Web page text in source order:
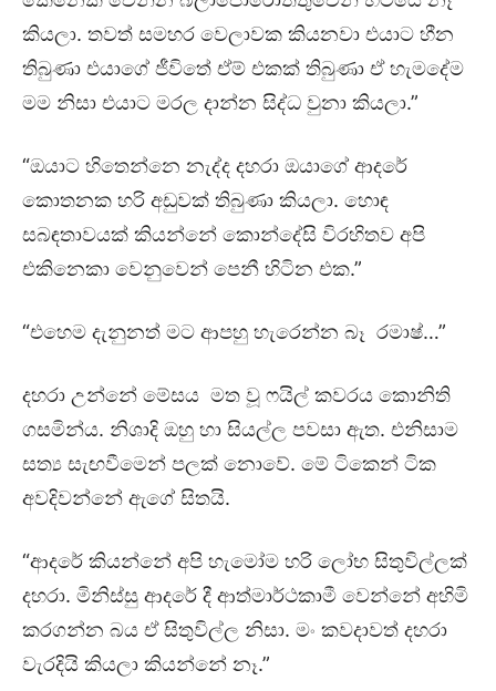
කියලා. තවත් සමහර වෙලාවක කියනවා එයාට හීන
තිබුණා එයාගේ ජීවිතේ ඒම් එකක් තිබුණා ඒ හැමදේම
මම නිසා එයාට මරල දාන්න සිද්ධ වුනා කියලා.”
“ඔයාට හිතෙන්නෙ නැද්ද දහරා ඔයාගේ ආදරේ
කොතනක හරි අඩුවක් තිබුණා කියලා. හොඳ
සබඳතාවයක් කියන්නේ කොන්දේසි විරහිතව අපි
එකිනෙකා වෙනුවෙන් පෙනී හිටින එක.”
“එහෙම දැනුනත් මට ආපහු හැරෙන්න බෑ රමාෂ්…”
දහරා උන්නේ මේසය මත වූ ෆයිල් කවරය කොනිති
ගසමින්ය. නිශාදි ඔහු හා සියල්ල පවසා ඇත. එනිසාම
සත්‍ය සැඟවීමෙන් පලක් නොවේ. මේ ටිකෙන් ටික
අවදිවන්නේ ඇගේ සිතයි.
“ආදරේ කියන්නේ අපි හැමෝම හරි ලෝභ සිතුවිල්ලක්
දහරා. මිනිස්සු ආදරේ දී ආත්මාර්ථකාමී වෙන්නේ අහිමි
කරගන්න බය ඒ සිතුවිල්ල නිසා. මං කවදාවත් දහරා
වැරදියි කියලා කියන්නේ නෑ.”